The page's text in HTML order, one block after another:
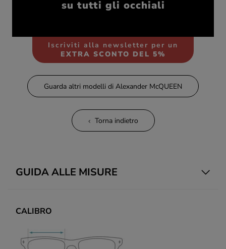
su tutti gli occhiali
Iscriviti alla newsletter per un
EXTRA SCONTO DEL 5%
Guarda altri modelli di Alexander McQUEEN
Torna indietro
GUIDA ALLE MISURE
CALIBRO